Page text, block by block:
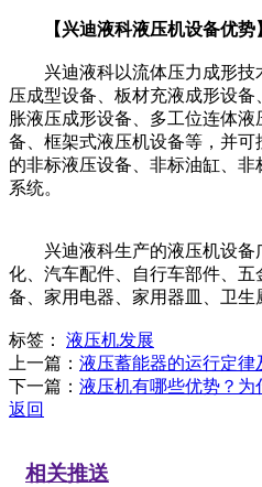
【兴迪液科液压机设备优势
兴迪液科以流体压力成形技
压成型设备、板材充液成形设
胀液压成形设备、多工位连体
备、框架式液压机设备等，并
的非标液压设备、非标油缸、
系统。
兴迪液科生产的液压机设备
化、汽车配件、自行车部件、
备、家用电器、家用器皿、卫生
标签： 液压机发展
上一篇： 液压蓄能器的运行定律
下一篇： 液压机有哪些优势？为
返回
相关推送